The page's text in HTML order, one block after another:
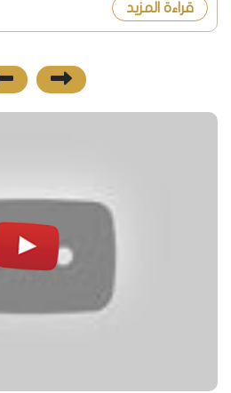
يقطن منطقة بهجة شهير عدد واسع من
قراءة المزيد